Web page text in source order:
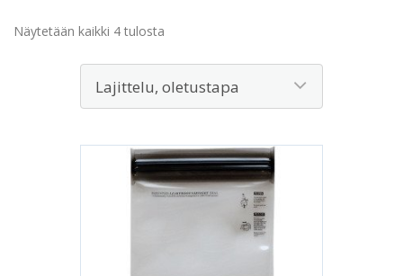
Näytetään kaikki 4 tulosta